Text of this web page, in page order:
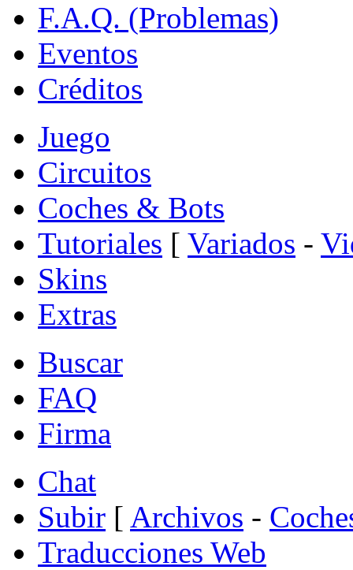
F.A.Q. (Problemas)
Eventos
Créditos
Juego
Circuitos
Coches & Bots
Tutoriales [ Variados -
Skins
Extras
Buscar
FAQ
Firma
Chat
Subir [ Archivos -
Traducciones Web